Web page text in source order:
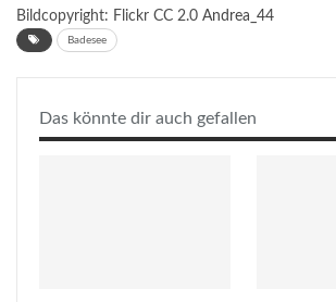
Bildcopyright: Flickr CC 2.0 Andrea_44
Badesee
Das könnte dir auch gefallen